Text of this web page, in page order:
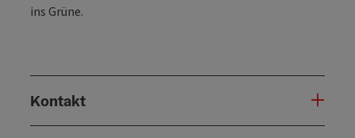
ins Grüne.
Kontakt